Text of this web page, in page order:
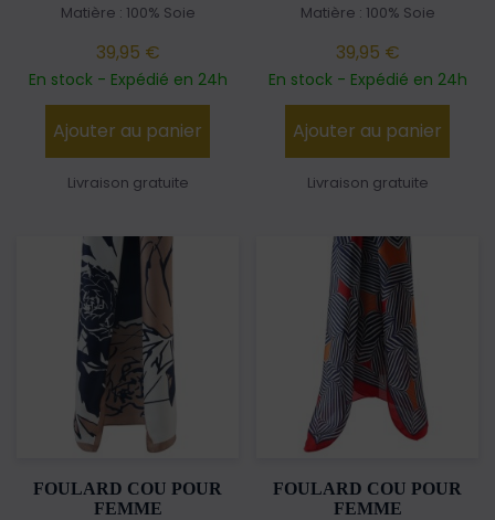
Matière : 100% Soie
39,95 €
En stock - Expédié en 24h
Ajouter au panier
Livraison gratuite
Matière : 100% Soie
39,95 €
En stock - Expédié en 24h
Ajouter au panier
Livraison gratuite
FOULARD COU POUR
FEMME
FOULARD COU POUR
FEMME